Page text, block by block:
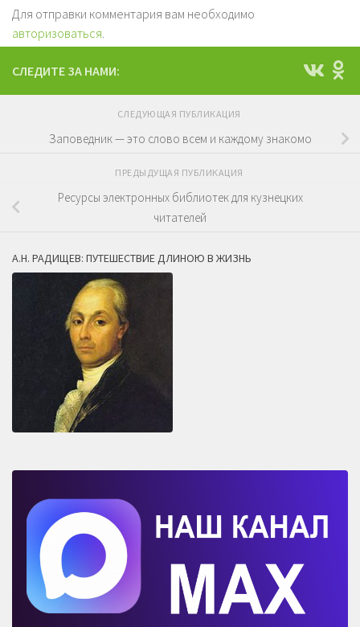
Для отправки комментария вам необходимо
авторизоваться.
СЛЕДИТЕ ЗА НАМИ:
СЛЕДУЮЩАЯ ПУБЛИКАЦИЯ
Заповедник — это слово всем и каждому знакомо
ПРЕДЫДУЩАЯ ПУБЛИКАЦИЯ
Ресурсы электронных библиотек для кузнецких
читателей
А.Н. РАДИЩЕВ: ПУТЕШЕСТВИЕ ДЛИНОЮ В ЖИЗНЬ